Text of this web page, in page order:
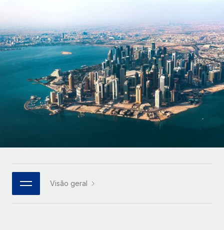
SERVICES
Perguntar a um especialista
Obtenha apoio especializado em RH e
conformidade globais
Integre os RH globais na sua plataforma de forma
flexível
CASE STUDIES
Français
Deutsch
Italiano
日本語
한국어
中文（简体）
Visão geral